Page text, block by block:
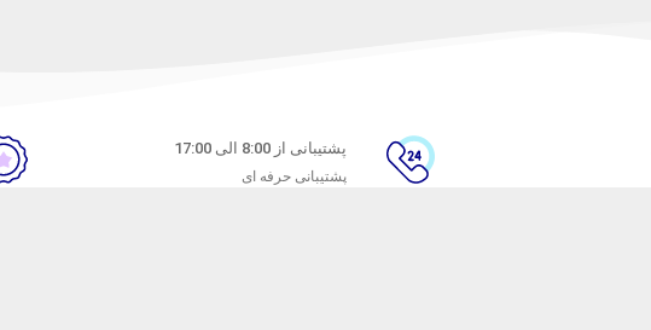
پشتیبانی از 8:00 الی 17:00
پشتیبانی حرفه ای